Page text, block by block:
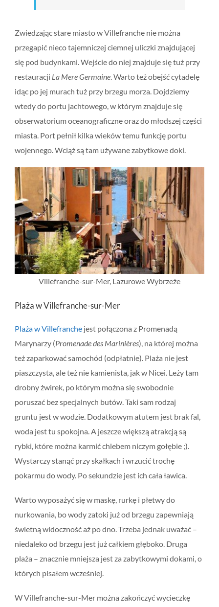
Zwiedzając stare miasto w Villefranche nie można
przegapić nieco tajemniczej ciemnej uliczki znajdującej
się pod budynkami. Wejście do niej znajduje się tuż przy
restauracji La Mere Germaine. Warto też obejść cytadelę
idąc po jej murach tuż przy brzegu morza. Dojdziemy
wtedy do portu jachtowego, w którym znajduje się
obserwatorium oceanograficzne oraz do młodszej części
miasta. Port pełnił kilka wieków temu funkcję portu
wojennego. Wciąż są tam używane zabytkowe doki.
Villefranche-sur-Mer, Lazurowe Wybrzeże
Plaża w Villefranche-sur-Mer
Plaża w Villefranche jest połączona z Promenadą
Marynarzy (Promenade des Marinières), na której można
też zaparkować samochód (odpłatnie). Plaża nie jest
piaszczysta, ale też nie kamienista, jak w Nicei. Leży tam
drobny żwirek, po którym można się swobodnie
poruszać bez specjalnych butów. Taki sam rodzaj
gruntu jest w wodzie. Dodatkowym atutem jest brak fal,
woda jest tu spokojna. A jeszcze większą atrakcją są
rybki, które można karmić chlebem niczym gołębie ;).
Wystarczy stanąć przy skałkach i wrzucić trochę
pokarmu do wody. Po sekundzie jest ich cała ławica.
Warto wyposażyć się w maskę, rurkę i płetwy do
nurkowania, bo wody zatoki już od brzegu zapewniają
świetną widoczność aż po dno. Trzeba jednak uważać –
niedaleko od brzegu jest już całkiem głęboko. Druga
plaża – znacznie mniejsza jest za zabytkowymi dokami, o
których pisałem wcześniej.
W Villefranche-sur-Mer można zakończyć wycieczkę